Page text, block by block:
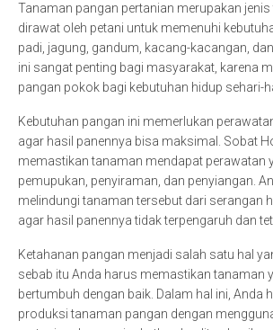
Tanaman pangan pertanian merupakan
dirawat oleh petani untuk memenuhi
padi, jagung, gandum, kacang-kacangan,
ini sangat penting bagi masyarakat, karena
pangan pokok bagi kebutuhan hidup sehari-
Kebutuhan pangan ini memerlukan
agar hasil panennya bisa maksimal. Sobat
memastikan tanaman mendapat perawatan
pemupukan, penyiraman, dan penyiangan.
melindungi tanaman tersebut dari serangan
agar hasil panennya tidak terpengaruh dan
Ketahanan pangan menjadi salah satu hal
sebab itu Anda harus memastikan tanaman
bertumbuh dengan baik. Dalam hal ini, Anda
produksi tanaman pangan dengan